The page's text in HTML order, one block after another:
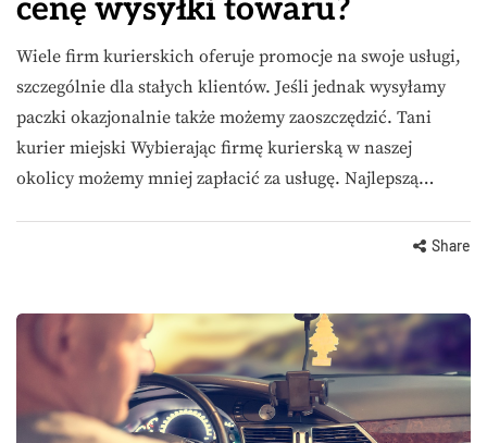
cenę wysyłki towaru?
Wiele firm kurierskich oferuje promocje na swoje usługi,
szczególnie dla stałych klientów. Jeśli jednak wysyłamy
paczki okazjonalnie także możemy zaoszczędzić. Tani
kurier miejski Wybierając firmę kurierską w naszej
okolicy możemy mniej zapłacić za usługę. Najlepszą…
Share